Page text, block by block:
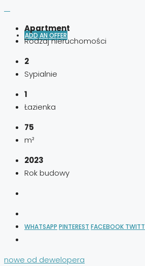
ADD AN OFFER
Apartment
Rodzaj nieruchomości
2
Sypialnie
1
Łazienka
75
m²
2023
Rok budowy
WHATSAPP PINTEREST FACEBOOK
nowe od dewelopera